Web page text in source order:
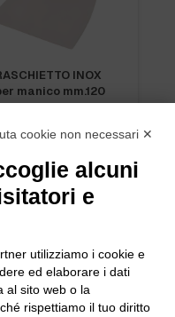
INOX
manico mm.120
art.48122
cookie non necessari ✕
alcuni
e
utilizziamo i cookie e
ed elaborare i dati
al sito web o la
rispettiamo il tuo diritto